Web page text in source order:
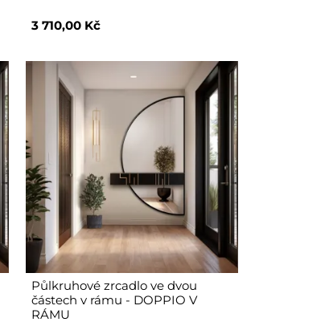
3 710,00 Kč
Půlkruhové zrcadlo ve dvou
částech v rámu - DOPPIO V
RÁMU